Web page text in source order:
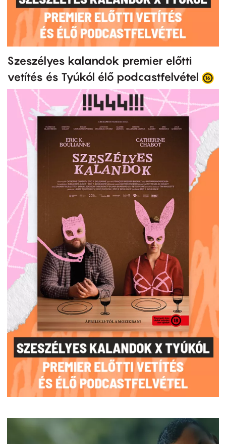
Szeszélyes kalandok premier előtti
vetítés és Tyúkól élő podcastfelvétel